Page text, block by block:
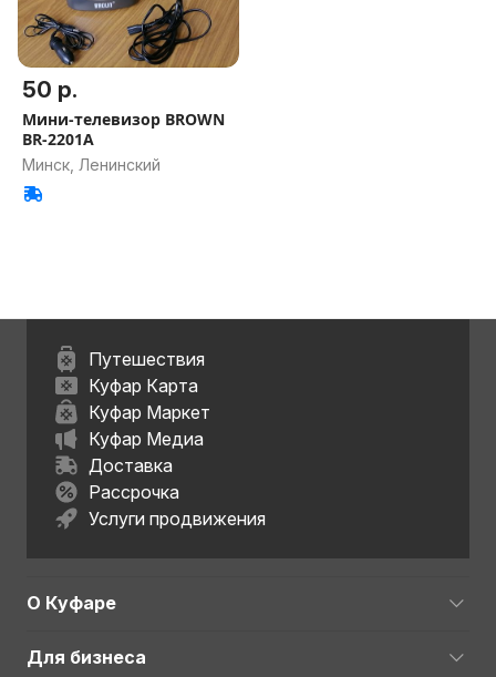
50 р.
Мини-телевизор BROWN
BR-2201A
Минск, Ленинский
Путешествия
Куфар Карта
Куфар Маркет
Куфар Медиа
Доставка
Рассрочка
Услуги продвижения
О Куфаре
Для бизнеса